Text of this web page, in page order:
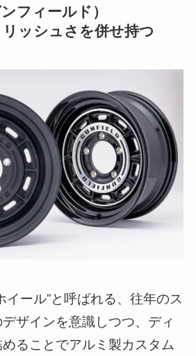
フィールド）
ッシュさを併せ持つ
イール”と呼ばれる、往年のス
ザインを意識しつつ、ディ
ることでアルミ製カスタム